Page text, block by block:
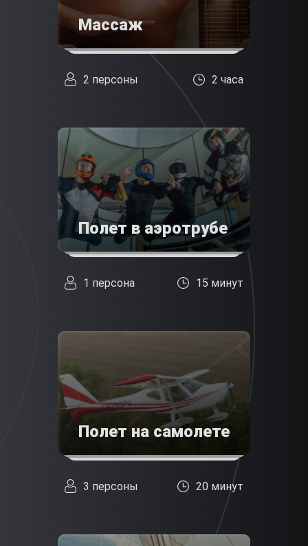
Массаж
2 персоны 2 часа
Полет в аэротрубе
1 персона 15 минут
Полет на самолете
3 персоны 20 минут